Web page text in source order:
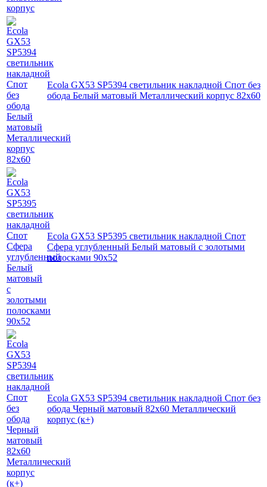
Ecola GX53 SP5394 светильник накладной Спот без
обода Белый матовый Металлический корпус 82х60
Ecola GX53 SP5395 светильник накладной Спот
Сфера углубленный Белый матовый с золотыми
полосками 90х52
Ecola GX53 SP5394 светильник накладной Спот без
обода Черный матовый 82х60 Металлический
корпус (к+)